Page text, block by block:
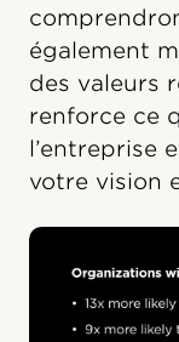
également
des valeurs
renforce ce
l’entreprise
votre vision